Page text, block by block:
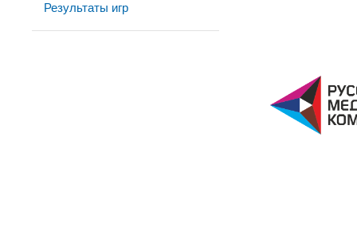
Результаты игр